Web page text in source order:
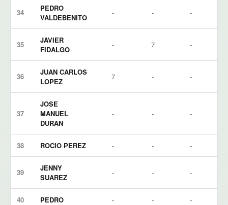
34
PEDRO
VALDEBENITO
- - -
35
JAVIER
FIDALGO
- 7 -
36
JUAN CARLOS
LOPEZ
7 - -
37
JOSE
MANUEL
DURAN
- - -
38 ROCIO PEREZ - - -
39
JENNY
SUAREZ
- - -
40 PEDRO - - -